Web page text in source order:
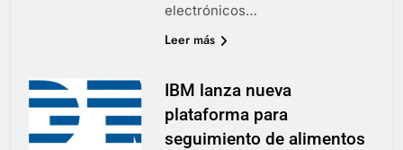
electrónicos…
Leer más
IBM lanza nueva
plataforma para
seguimiento de alimentos